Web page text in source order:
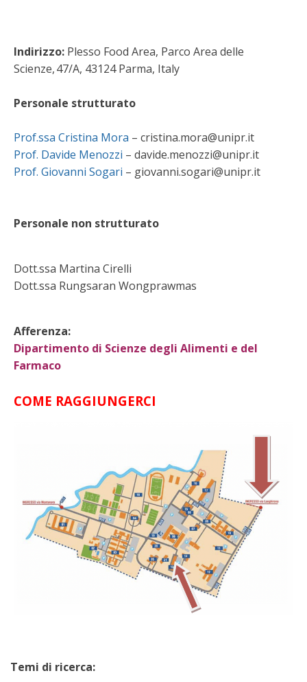
Indirizzo: Plesso Food Area, Parco Area delle
Scienze, 47/A, 43124 Parma, Italy
Personale strutturato
Prof.ssa Cristina Mora – cristina.mora@unipr.it
Prof. Davide Menozzi – davide.menozzi@unipr.it
Prof. Giovanni Sogari – giovanni.sogari@unipr.it
Personale non strutturato
Dott.ssa Martina Cirelli
Dott.ssa Rungsaran Wongprawmas
Afferenza:
Dipartimento di Scienze degli Alimenti e del
Farmaco
COME RAGGIUNGERCI
Temi di ricerca: